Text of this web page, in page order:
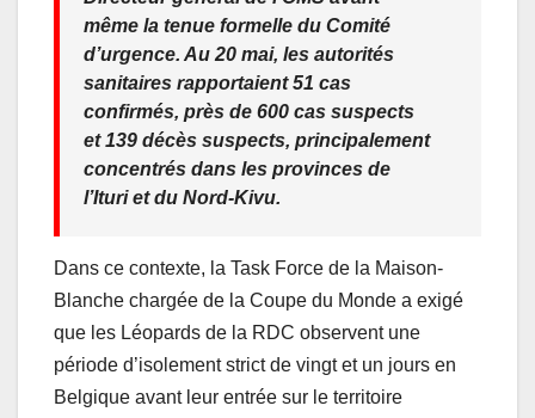
même la tenue formelle du Comité
d’urgence. Au 20 mai, les autorités
sanitaires rapportaient 51 cas
confirmés, près de 600 cas suspects
et 139 décès suspects, principalement
concentrés dans les provinces de
l’Ituri et du Nord-Kivu.
Dans ce contexte, la Task Force de la Maison-
Blanche chargée de la Coupe du Monde a exigé
que les Léopards de la RDC observent une
période d’isolement strict de vingt et un jours en
Belgique avant leur entrée sur le territoire